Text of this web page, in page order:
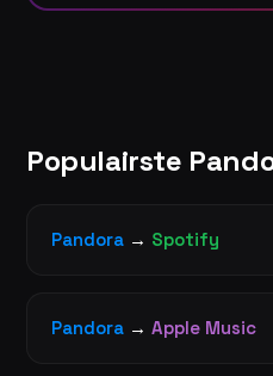
Populairste
Pandora → Spotify
Pandora → Apple Music